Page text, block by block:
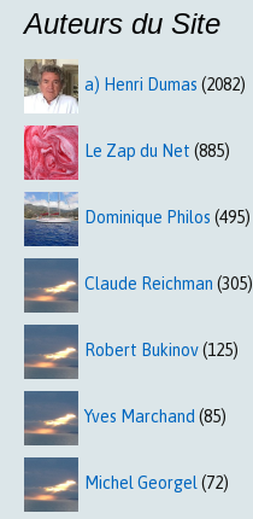
Auteurs du Site
a) Henri Dumas (2082)
Le Zap du Net (885)
Dominique Philos (495)
Claude Reichman (305)
Robert Bukinov(125)
Yves Marchand (85)
Michel Georgel (72)